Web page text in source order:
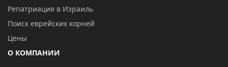
Репатриация в Израиль
Поиск еврейских корней
Цены
О КОМПАНИИ